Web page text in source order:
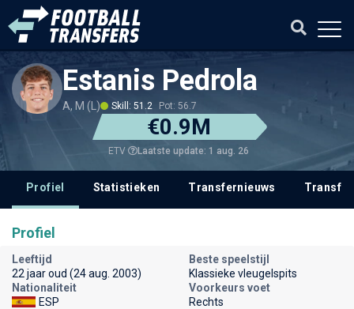
Estanis Pedrola
A, M (L) Skill: 51.2 Pot: 56.7
€0.9M
ETV Laatste update: 1 aug. 26
Profiel Statistieken Transfernieuws
Profiel
Leeftijd
22 jaar oud (24 aug. 2003)
Beste speelstijl
Klassieke vleugelspits
Nationaliteit
ESP
Voorkeurs voet
Rechts